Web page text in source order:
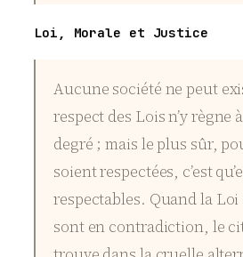
Loi, Morale et Justice
Aucune société ne peut
respect des Lois n’y règne
degré ; mais le plus sûr,
soient respectées, c’est
respectables. Quand la
sont en contradiction, le